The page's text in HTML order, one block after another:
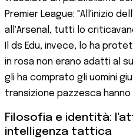
Premier League: "All'inizio
all'Arsenal, tutti lo
Il ds Edu, invece, lo ha
in rosa non erano adatti al
gli ha comprato gli uomini
transizione pazzesca
Filosofia e identità:
intelligenza tattica